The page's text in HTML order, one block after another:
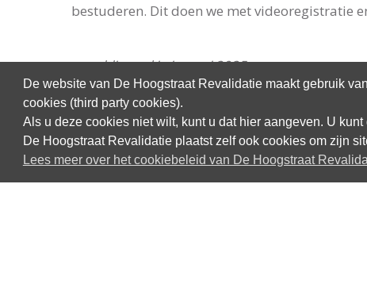
De website van De Hoogstraat Revalidatie maakt gebruik
cookies (third party cookies).
Als u deze cookies niet wilt, kunt u dat hier aangeven. U
De Hoogstraat Revalidatie plaatst zelf ook cookies om zijn
Lees meer over het cookiebeleid van De Hoogstraat
bestuderen. Dit doen we met videoregistratie
gepubliceerd in januari 2025